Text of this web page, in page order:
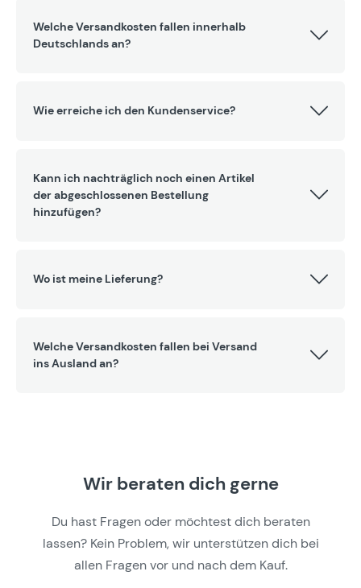
Welche Versandkosten fallen innerhalb
Deutschlands an?
Wie erreiche ich den Kundenservice?
Kann ich nachträglich noch einen Artikel
der abgeschlossenen Bestellung
hinzufügen?
Wo ist meine Lieferung?
Welche Versandkosten fallen bei Versand
ins Ausland an?
Wir beraten dich gerne
Du hast Fragen oder möchtest dich beraten
lassen? Kein Problem, wir unterstützen dich bei
allen Fragen vor und nach dem Kauf.